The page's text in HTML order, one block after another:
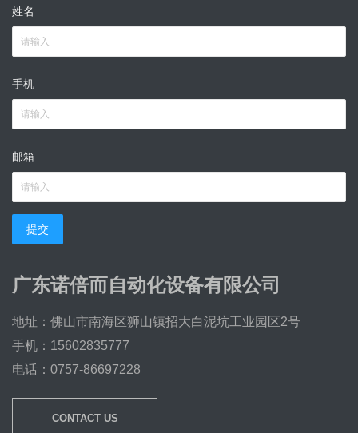
姓名
手机
邮箱
提交
广东诺倍而自动化设备有限公司
地址：佛山市南海区狮山镇招大白泥坑工业园区2号
手机：15602835777
电话：0757-86697228
CONTACT US